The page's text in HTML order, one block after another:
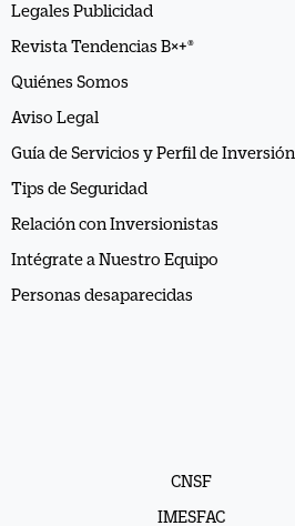
Legales Publicidad
Revista Tendencias B×+®
Quiénes Somos
Aviso Legal
Guía de Servicios y Perfil de Inversión
Tips de Seguridad
Relación con Inversionistas
Intégrate a Nuestro Equipo
Personas desaparecidas
CNSF
IMESFAC